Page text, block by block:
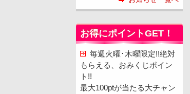
お得にポイントGET！
毎週火曜･木曜限定!!絶対
もらえる、おみくじポイン
ト!!
最大100ptが当たる大チャン